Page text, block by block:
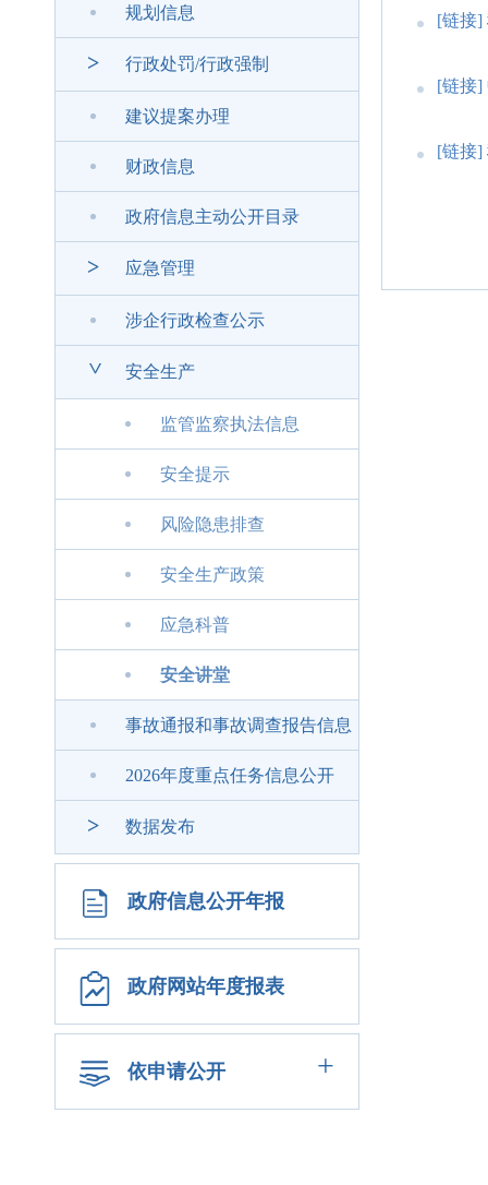
规划信息
> 行政处罚/行政强制
建议提案办理
财政信息
政府信息主动公开目录
> 应急管理
涉企行政检查公示
> 安全生产
监管监察执法信息
安全提示
风险隐患排查
安全生产政策
应急科普
安全讲堂
事故通报和事故调查报告信息
2026年度重点任务信息公开
> 数据发布
政府信息公开年报
政府网站年度报表
依申请公开 +
[链接]
[链接]
[链接]